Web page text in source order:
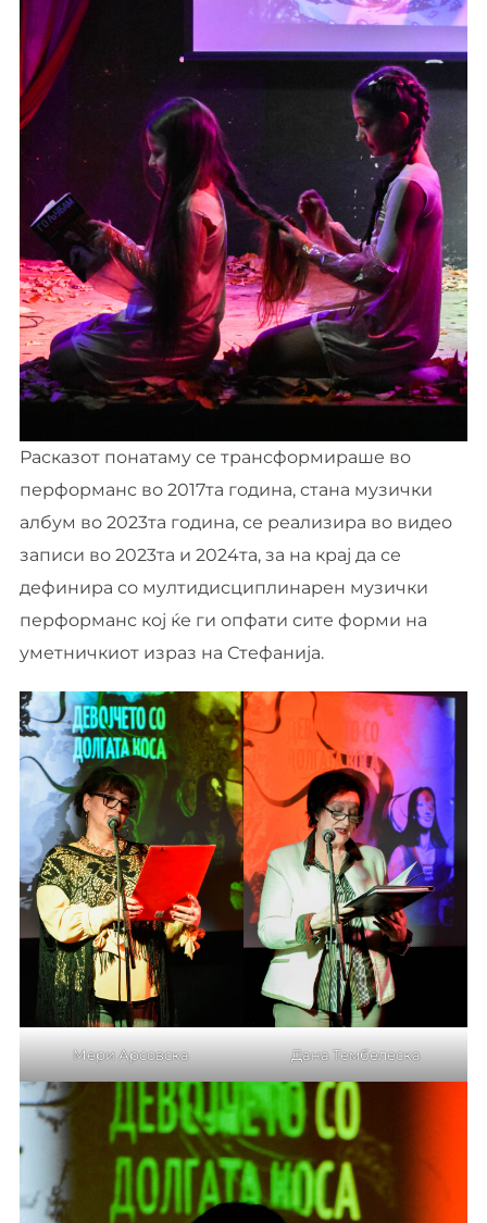
Расказот понатаму се трансформираше во
перформанс во 2017та година, стана музички
албум во 2023та година, се реализира во видео
записи во 2023та и 2024та, за на крај да се
дефинира со мултидисциплинарен музички
перформанс кој ќе ги опфати сите форми на
уметничкиот израз на Стефанија.
Мери Арсовска Дана Тембелеска